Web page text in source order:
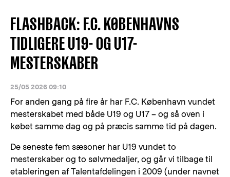
FLASHBACK: F.C. KØBENHAVNS
TIDLIGERE U19- OG U17-
MESTERSKABER
25/05 2026 09:10
For anden gang på fire år har F.C. København vundet
mesterskabet med både U19 og U17 – og så oven i
købet samme dag og på præcis samme tid på dagen.
De seneste fem sæsoner har U19 vundet to
mesterskaber og to sølvmedaljer, og går vi tilbage til
etableringen af Talentafdelingen i 2009 (under navnet